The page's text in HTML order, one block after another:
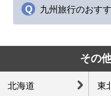
九州旅行のおす
その
北海道 東